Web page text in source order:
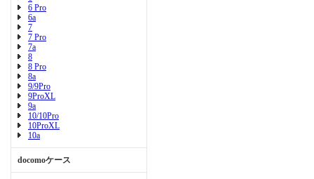
6 Pro
6a
7
7 Pro
7a
8
8 Pro
8a
9/9Pro
9ProXL
9a
10/10Pro
10ProXL
10a
docomoケース